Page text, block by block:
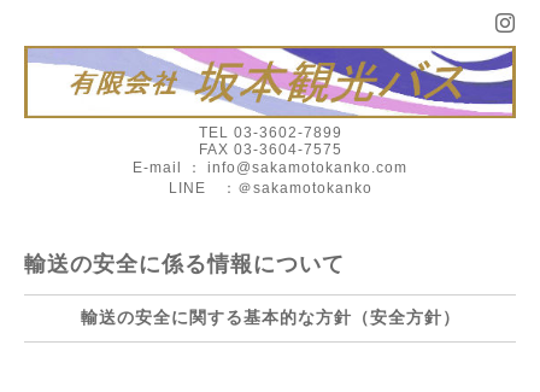
TEL 03-3602-7899
FAX 03-3604-7575
E-mail ： info@sakamotokanko.com
LINE ：＠sakamotokanko
輸送の安全に係る情報について
輸送の安全に関する基本的な方針（安全方針）